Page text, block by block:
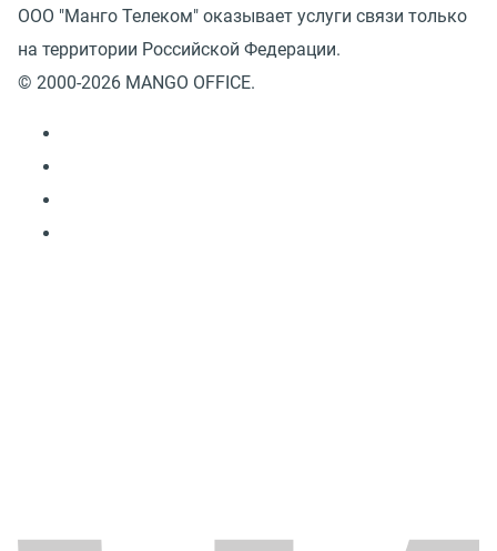
ООО "Манго Телеком" оказывает услуги связи только
на территории Российской Федерации.
© 2000-2026 MANGO OFFICE.